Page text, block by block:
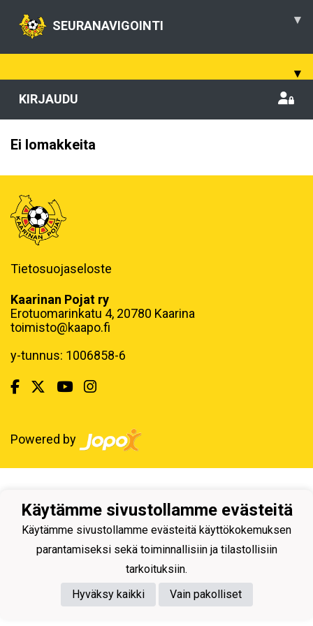
SEURANAVIGOINTI ▾
▾
KIRJAUDU
Ei lomakkeita
Tietosuojaseloste
Kaarinan Pojat ry
Erotuomarinkatu 4, 20780 Kaarina
toimisto@kaapo.fi
y-tunnus: 1006858-6
Powered by
Käytämme sivustollamme evästeitä
Käytämme sivustollamme evästeitä käyttökokemuksen
parantamiseksi sekä toiminnallisiin ja tilastollisiin
tarkoituksiin.
Hyväksy kaikki
Vain pakolliset